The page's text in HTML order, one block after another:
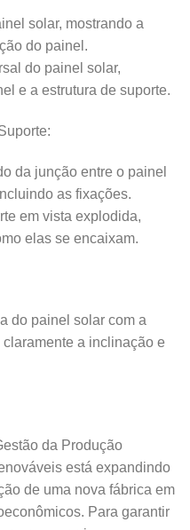
solar, mostrando a
do painel.
do painel solar,
e a estrutura de suporte.
da junção entre o painel
as fixações.
em vista explodida,
elas se encaixam.
do painel solar com a
a inclinação e
da Produção
está expandindo
de uma nova fábrica em
Para garantir